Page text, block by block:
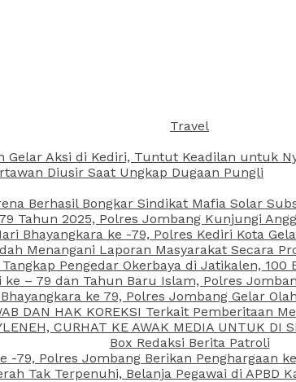
Travel
Gelar Aksi di Kediri, Tuntut Keadilan untuk
Diusir Saat Ungkap Dugaan Pungli
Berhasil Bongkar Sindikat Mafia Solar
Tahun 2025, Polres Jombang Kunjungi
Bhayangkara ke -79, Polres Kediri Kota
Menangani Laporan Masyarakat Secara
Pengedar Okerbaya di Jatikalen, 100
– 79 dan Tahun Baru Islam, Polres
ke 79, Polres Jombang Gelar
DAN HAK KOREKSI Terkait Pemberitaan
CURHAT KE AWAK MEDIA UNTUK DI
Box Redaksi Berita Patroli
-79, Polres Jombang Berikan Penghargaan
Tak Terpenuhi, Belanja Pegawai di APBD